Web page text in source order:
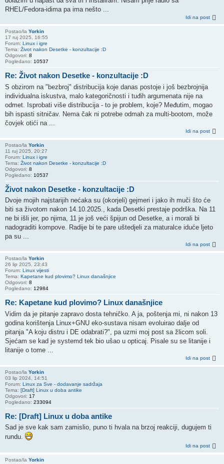
RHEL/Fedora-idima pa ima nešto ...
Idi na post
Postao/la Yorkin
17 ruj 2025, 16:55
Forum: Linux i igre
Tema: Život nakon Desetke - konzultacije :D
Odgovori: 8
Pogledano: 10537
Re: Život nakon Desetke - konzultacije :D
S obzirom na "bezbroj" distribucija koje danas postoje i još bezbrojnija
individualna iskustva, malo kategoričnosti i tuđih argumenata nije na
odmet. Isprobati više distribucija - to je problem, koje? Međutim, mogao
bih ispasti sitničav. Nema čak ni potrebe odmah za multi-bootom, može
čovjek otići na ...
Idi na post
Postao/la Yorkin
11 ruj 2025, 20:27
Forum: Linux i igre
Tema: Život nakon Desetke - konzultacije :D
Odgovori: 8
Pogledano: 10537
Život nakon Desetke - konzultacije :D
Dvoje mojih najstarijih nećaka su (okorjeli) gejmeri i jako ih muči što će
biti sa životom nakon 14.10.2025., kada Desetki prestaje podrška. Na 11
ne bi išli jer, po njima, 11 je još veći špijun od Desetke, a i morali bi
nadograditi kompove. Radije bi te pare uštedjeli za maturalce iduće ljeto
pa su ...
Idi na post
Postao/la Yorkin
26 lip 2025, 23:43
Forum: Linux vijesti
Tema: Kapetane kud plovimo? Linux današnjice
Odgovori: 8
Pogledano: 12984
Re: Kapetane kud plovimo? Linux današnjice
Vidim da je pitanje zapravo dosta tehničko. A ja, poštenja mi, ni nakon 13
godina korištenja Linux+GNU eko-sustava nisam evoluirao dalje od
pitanja "A koju distru i DE odabrati?", pa uzmi moj post sa žlicom soli.
Sjećam se kad je systemd tek bio ušao u opticaj. Pisale su se litanije i
litanije o tome ...
Idi na post
Postao/la Yorkin
03 lip 2024, 14:51
Forum: Linux za Sve - dodavanje sadržaja
Tema: [Draft] Linux u doba antike
Odgovori: 17
Pogledano: 233094
Re: [Draft] Linux u doba antike
Sad je sve kak sam zamislio, puno ti hvala na brzoj reakciji, dugujem ti
rundu.
Idi na post
Postao/la Yorkin